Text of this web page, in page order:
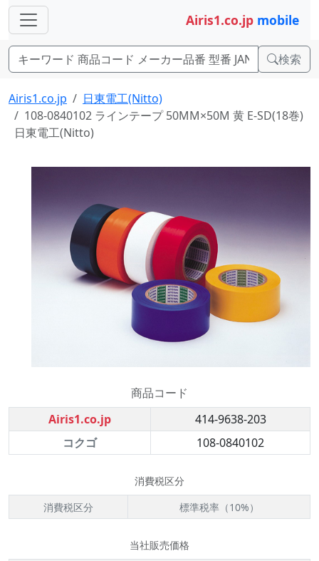
Airis1.co.jp mobile
検索
Airis1.co.jp
日東電工(Nitto)
108-0840102 ラインテープ 50MM×50M 黄 E-SD(18巻)
日東電工(Nitto)
商品コード
Airis1.co.jp
414-9638-203
コクゴ
108-0840102
消費税区分
消費税区分
標準税率（10%）
当社販売価格